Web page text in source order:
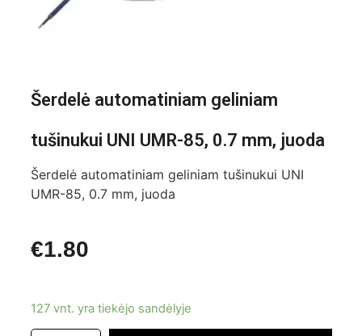
Šerdelė automatiniam geliniam
tušinukui UNI UMR-85, 0.7 mm, juoda
Šerdelė automatiniam geliniam tušinukui UNI
UMR-85, 0.7 mm, juoda
€1.80
127 vnt. yra tiekėjo sandėlyje